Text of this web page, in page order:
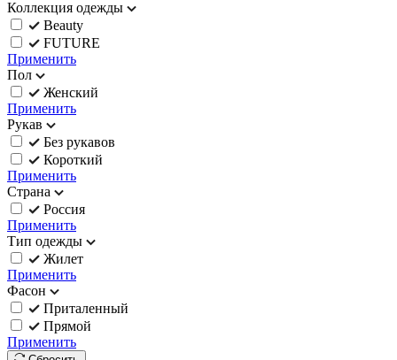
Коллекция одежды
Beauty
FUTURE
Применить
Пол
Женский
Применить
Рукав
Без рукавов
Короткий
Применить
Страна
Россия
Применить
Тип одежды
Жилет
Применить
Фасон
Приталенный
Прямой
Применить